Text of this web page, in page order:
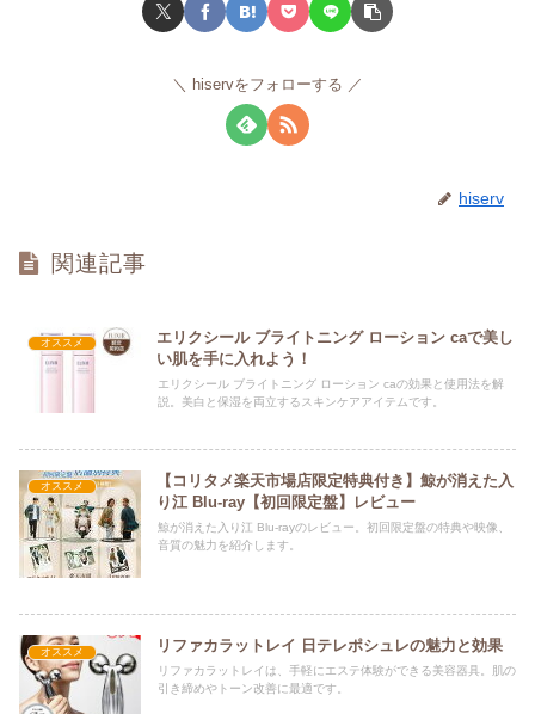
hiservをフォローする
hiserv
関連記事
オススメ
エリクシール ブライトニング ローション caで美し
い肌を手に入れよう！
エリクシール ブライトニング ローション caの効果と使用法を解
説。美白と保湿を両立するスキンケアアイテムです。
オススメ
【コリタメ楽天市場店限定特典付き】鯨が消えた入
り江 Blu-ray【初回限定盤】レビュー
鯨が消えた入り江 Blu-rayのレビュー。初回限定盤の特典や映像、
音質の魅力を紹介します。
オススメ リファカラットレイ 日テレポシュレの魅力と効果
リファカラットレイは、手軽にエステ体験ができる美容器具。肌の
引き締めやトーン改善に最適です。